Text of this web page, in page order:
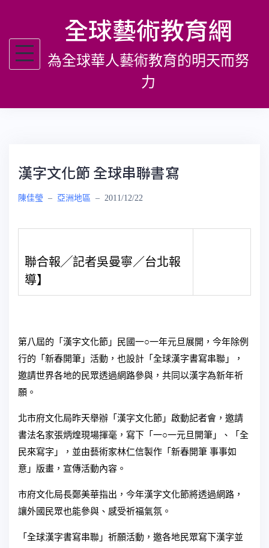
主
全球藝術教育網
為全球華人藝術教育的明天而努
力
漢字文化節 全球串聯書寫
陳佳瑩 – 亞洲地區 – 2011/12/22
聯合報╱記者吳曼寧／台北報
導】
第八屆的「漢字文化節」民國一○一年元旦展開，今年除例
行的「新春開筆」活動，也設計「全球漢字書寫串聯」，
邀請世界各地的民眾透過網路參與，共同以漢字為新年祈
願。
北市府文化局昨天舉辦「漢字文化節」啟動記者會，邀請
書法名家張炳煌現場揮毫，寫下「一○一元旦開筆」、「全
民來寫字」，並由藝術家林仁信製作「新春開筆 事事如
意」版畫，宣傳活動內容。
市府文化局長鄭美華指出，今年漢字文化節將透過網路，
讓外國民眾也能參與、感受祈福氣氛。
「全球漢字書寫串聯」祈願活動，邀各地民眾寫下漢字並